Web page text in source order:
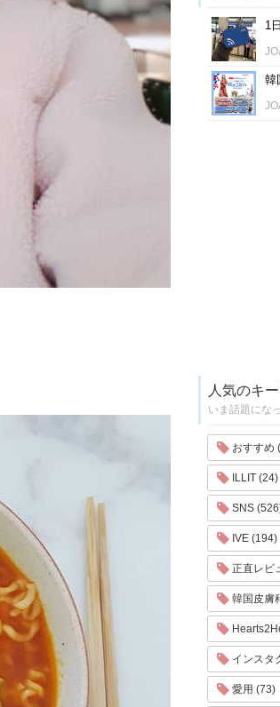
人気のキ
いま話題にな
おすすめ
ILLIT (24)
SNS
IVE (194)
正直レビ
韓国皮膚
インスタ
愛用 (73)